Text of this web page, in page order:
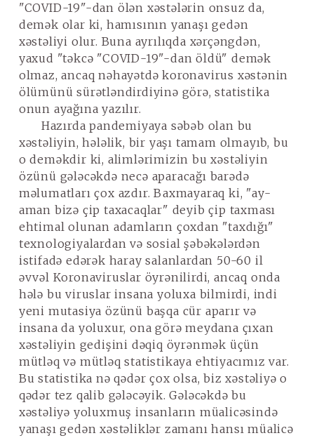
"COVID-19"-dan ölən xəstələrin onsuz da,
demək olar ki, hamısının yanaşı gedən
xəstəliyi olur. Buna ayrılıqda xərçəngdən,
yaxud "təkcə "COVID-19"-dan öldü" demək
olmaz, ancaq nəhayətdə koronavirus xəstənin
ölümünü sürətləndirdiyinə görə, statistika
onun ayağına yazılır.
Hazırda pandemiyaya səbəb olan bu
xəstəliyin, hələlik, bir yaşı tamam olmayıb, bu
o deməkdir ki, alimlərimizin bu xəstəliyin
özünü gələcəkdə necə aparacağı barədə
məlumatları çox azdır. Baxmayaraq ki, "ay-
aman bizə çip taxacaqlar" deyib çip taxması
ehtimal olunan adamların çoxdan "taxdığı"
texnologiyalardan və sosial şəbəkələrdən
istifadə edərək haray salanlardan 50-60 il
əvvəl Koronaviruslar öyrənilirdi, ancaq onda
hələ bu viruslar insana yoluxa bilmirdi, indi
yeni mutasiya özünü başqa cür aparır və
insana da yoluxur, ona görə meydana çıxan
xəstəliyin gedişini dəqiq öyrənmək üçün
mütləq və mütləq statistikaya ehtiyacımız var.
Bu statistika nə qədər çox olsa, biz xəstəliyə o
qədər tez qalib gələcəyik. Gələcəkdə bu
xəstəliyə yoluxmuş insanların müalicəsində
yanaşı gedən xəstəliklər zamanı hansı müalicə